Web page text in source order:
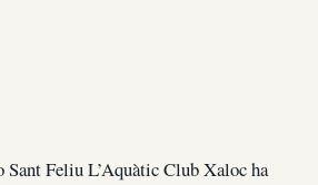
Sant Feliu L’Aquàtic Club Xaloc ha